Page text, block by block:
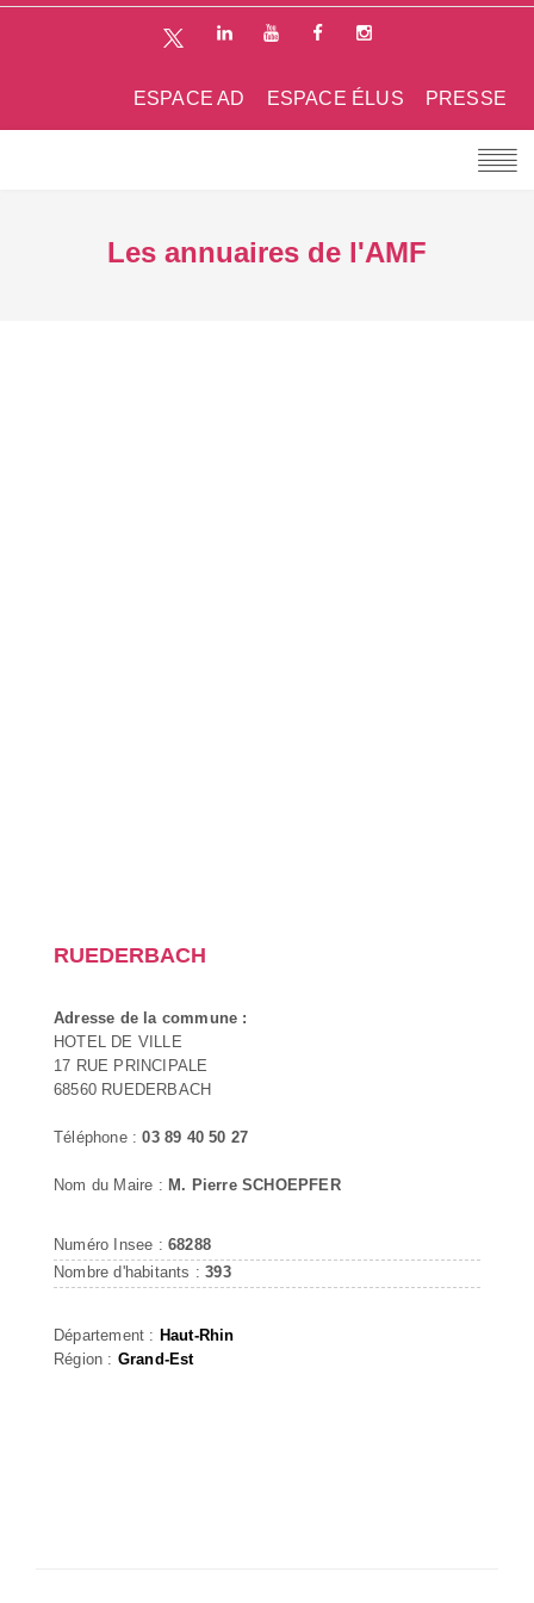
PRESSE
ESPACE ÉLUS
ESPACE AD
Les annuaires de l'AMF
RUEDERBACH
Adresse de la commune :
HOTEL DE VILLE
17 RUE PRINCIPALE
68560 RUEDERBACH
Téléphone :03 89 40 50 27
Nom du Maire : M. Pierre SCHOEPFER
Numéro Insee : 68288
Nombre d'habitants :393
Département : Haut-Rhin
Région : Grand-Est